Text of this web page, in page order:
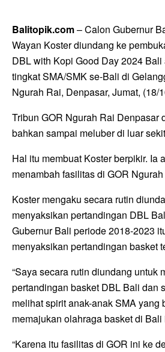
Balitopik.com– Calon Gubernur
Wayan Koster diundang ke
DBL with Kopi Good Day 2024
tingkat SMA/SMK se-Bali di
Ngurah Rai, Denpasar, Jumat, (18/
Tribun GOR Ngurah Rai Denpasar
bahkan sampai meluber di luar
Hal itu membuat Koster berpikir. Ia
menambah fasilitas di GOR
Koster mengaku secara rutin
menyaksikan pertandingan DBL
Gubernur Bali periode 2018-2023
menyaksikan pertandingan basket
“Saya secara rutin diundang untuk
pertandingan basket DBL Bali dan
melihat spirit anak-anak SMA yang
memajukan olahraga basket di Bali
“Karena itu fasilitas di GOR ini ke